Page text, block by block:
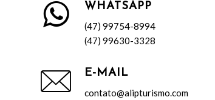
WHATSAPP
(47) 99754-8994
(47) 99630-3328
E-MAIL
contato@alipturismo.com